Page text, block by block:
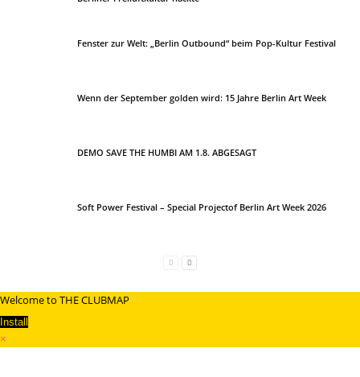
Fenster zur Welt: „Berlin Outbound“ beim Pop-Kultur Festival
Wenn der September golden wird: 15 Jahre Berlin Art Week
DEMO SAVE THE HUMBI AM 1.8. ABGESAGT
Soft Power Festival – Special Projectof Berlin Art Week 2026
Welcome to THE CLUBMAP
Install
×